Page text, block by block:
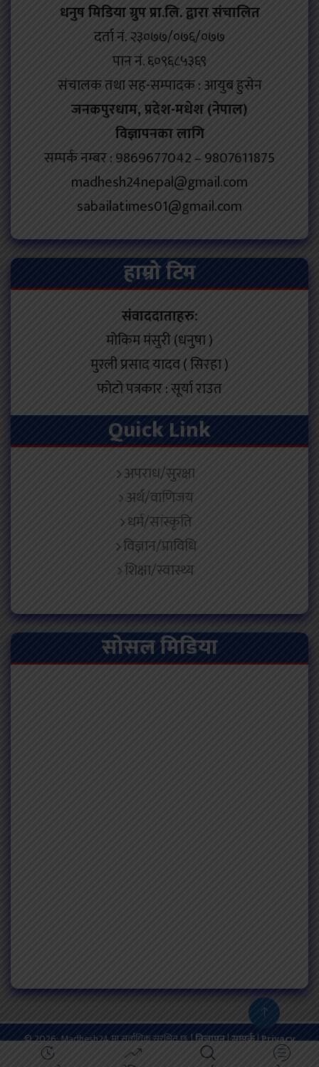
धनुष मिडिया ग्रुप प्रा.लि. द्वारा संचालित
दर्ता नं. २३०७७/०७६/०७७
पान नं. ६०९६८५३६९
संचालक तथा सह-सम्पादक : आयुब हुसेन
जनकपुरधाम, प्रदेश-मधेश (नेपाल)
विज्ञापनका लागि
सम्पर्क नम्बर : 9869677042 – 9807611875
madhesh24nepal@gmail.com
sabailatimes01@gmail.com
हाम्रो टिम
संवाददाताहरु:
मोकिम मंसुरी (धनुषा )
मुरली प्रसाद यादव ( सिरहा )
फोटो पत्रकार : सूर्या राउत
Quick Link
अपराध/सुरक्षा
अर्थ/वाणिजय
धर्म/सांस्कृति
विज्ञान/प्राविधि
शिक्षा/स्वास्थ्य
सोसल मिडिया
© 2026: Madhesh24 मा सर्वाधिक सुरक्षित छ. |बिज्ञापन|सम्पर्क|Privacy